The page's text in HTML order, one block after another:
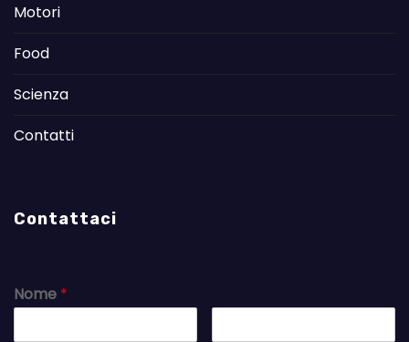
Motori
Food
Scienza
Contatti
Contattaci
Nome *